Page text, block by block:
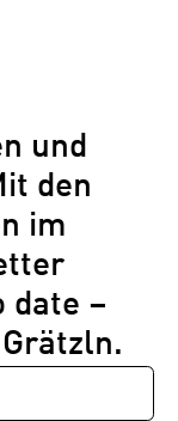
und
den
im
date –